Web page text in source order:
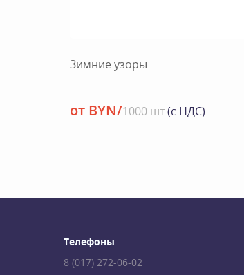
Зимние узоры
от BYN/1000 шт(с НДС)
Телефоны
8 (017) 272-06-02